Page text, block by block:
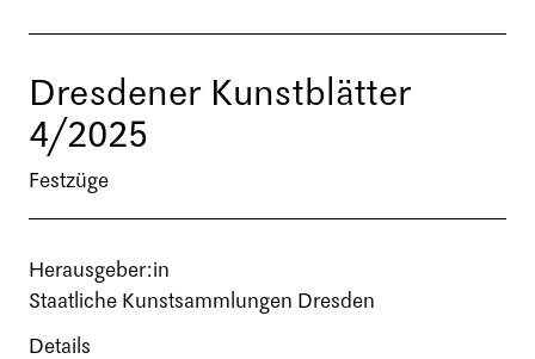
Dresdener Kunstblätter
4/2025
Festzüge
Herausgeber:in
Staatliche Kunstsammlungen Dresden
Details